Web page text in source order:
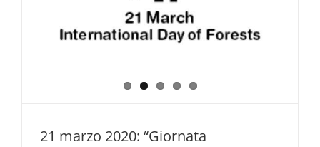
21 marzo 2020: “Giornata